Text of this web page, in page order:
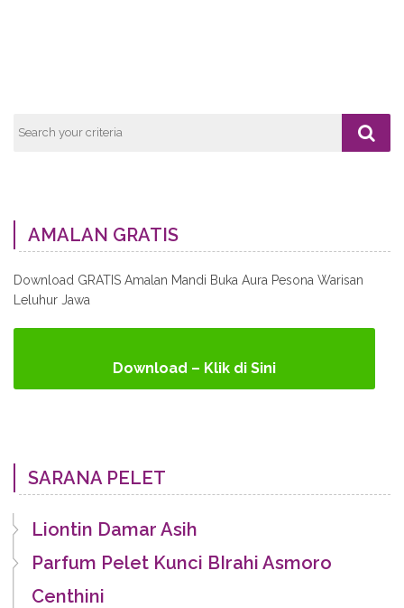
AMALAN GRATIS
Download GRATIS Amalan Mandi Buka Aura Pesona Warisan
Leluhur Jawa
Download – Klik di Sini
SARANA PELET
Liontin Damar Asih
Parfum Pelet Kunci BIrahi Asmoro
Centhini